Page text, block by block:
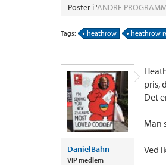
Poster i 'ANDRE
Tags: heathrow heathrow
DanielBahn
VIP medlem
pris,
Det
Man
Ved